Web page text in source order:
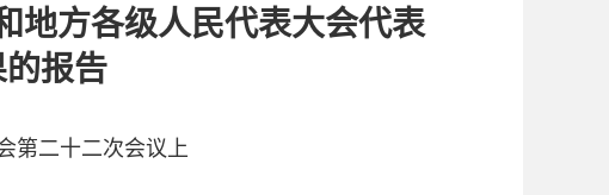
地方各级人民代表大会代表
报告
第二十二次会议上